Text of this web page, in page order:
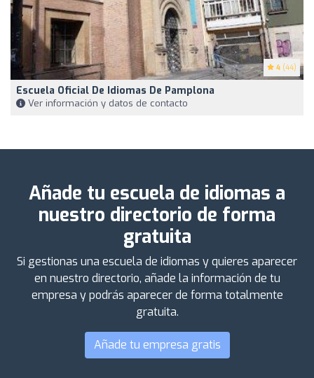
4 (44)
Escuela Oficial De Idiomas De Pamplona
Ver información y datos de contacto
Añade tu escuela de idiomas a
nuestro directorio de forma
gratuita
Si gestionas una escuela de idiomas y quieres aparecer
en nuestro directorio, añade la información de tu
empresa y podrás aparecer de forma totalmente
gratuita.
Añade tu empresa gratis